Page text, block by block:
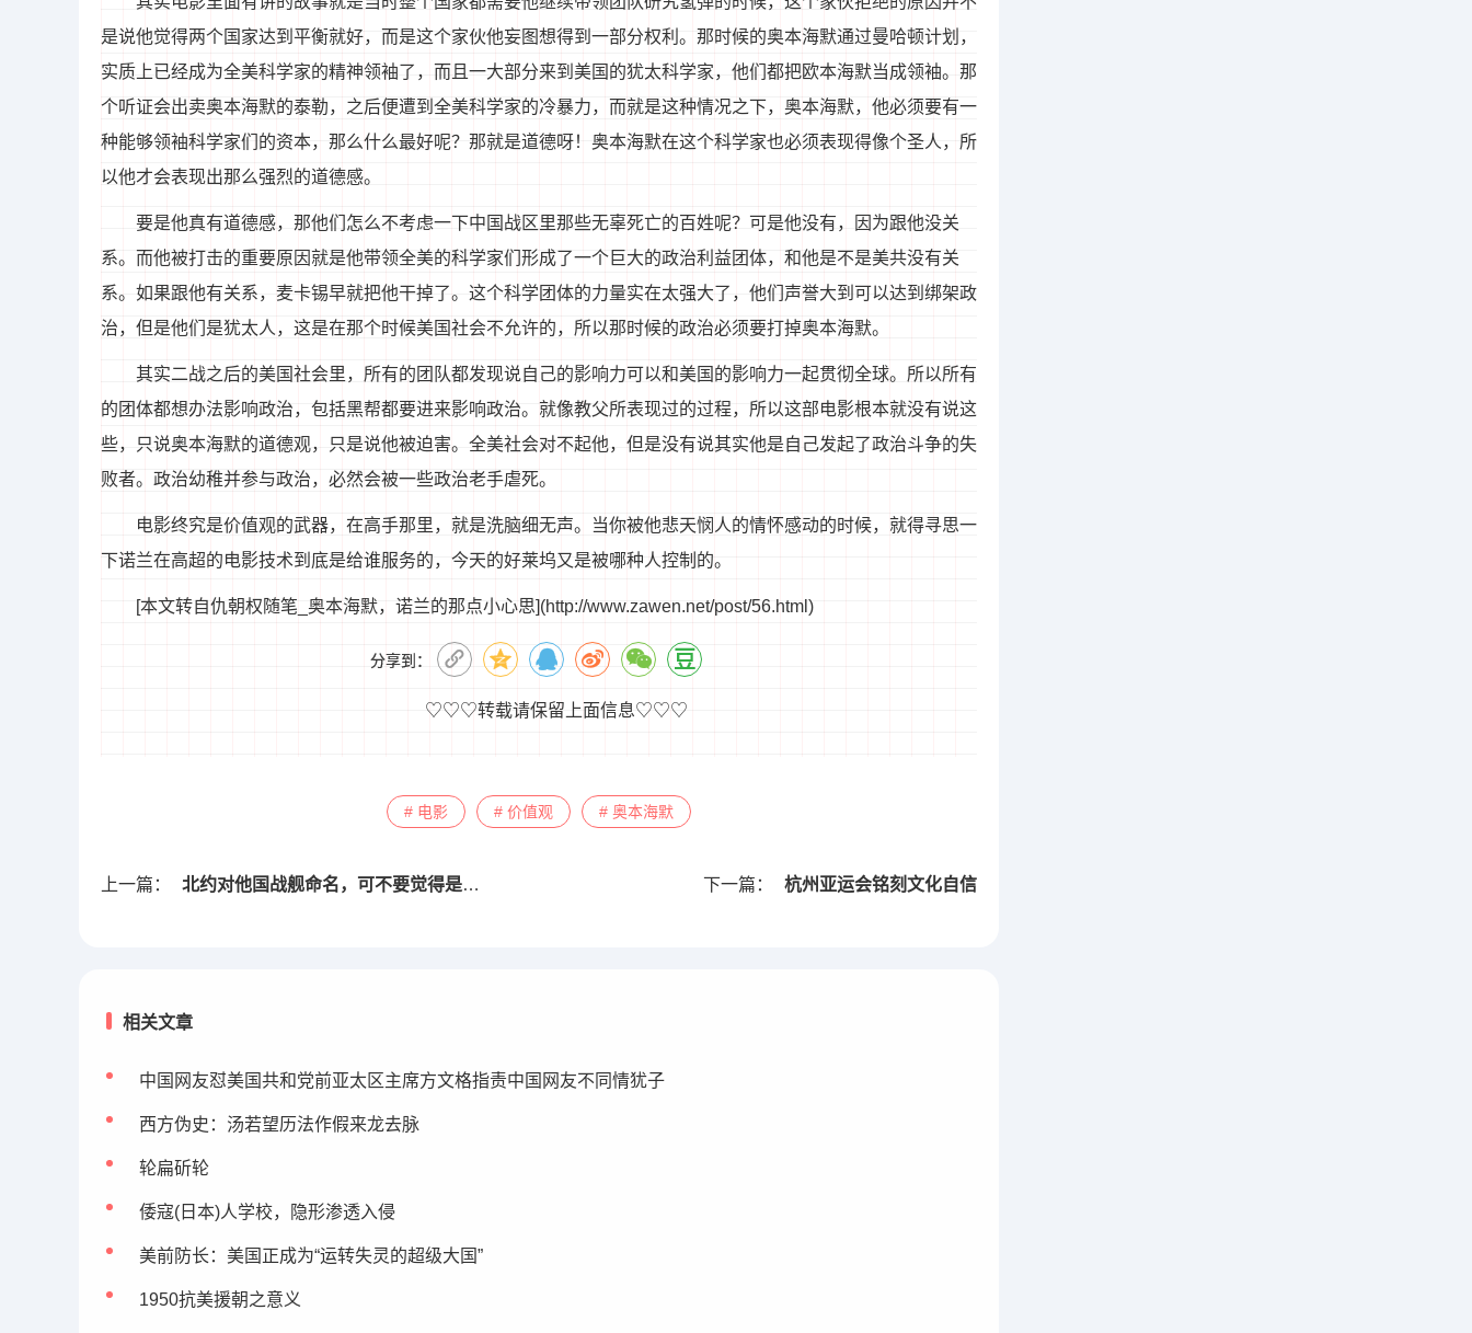
是说他觉得两个国家达到平衡就好，而是这个家伙他妄图想得到一部分权利。那时候的奥本海默通过曼哈顿计划，
实质上已经成为全美科学家的精神领袖了，而且一大部分来到美国的犹太科学家，他们都把欧本海默当成领袖。那
个听证会出卖奥本海默的泰勒，之后便遭到全美科学家的冷暴力，而就是这种情况之下，奥本海默，他必须要有一
种能够领袖科学家们的资本，那么什么最好呢？那就是道德呀！奥本海默在这个科学家也必须表现得像个圣人，所
以他才会表现出那么强烈的道德感。
要是他真有道德感，那他们怎么不考虑一下中国战区里那些无辜死亡的百姓呢？可是他没有，因为跟他没关
系。而他被打击的重要原因就是他带领全美的科学家们形成了一个巨大的政治利益团体，和他是不是美共没有关
系。如果跟他有关系，麦卡锡早就把他干掉了。这个科学团体的力量实在太强大了，他们声誉大到可以达到绑架政
治，但是他们是犹太人，这是在那个时候美国社会不允许的，所以那时候的政治必须要打掉奥本海默。
其实二战之后的美国社会里，所有的团队都发现说自己的影响力可以和美国的影响力一起贯彻全球。所以所有
的团体都想办法影响政治，包括黑帮都要进来影响政治。就像教父所表现过的过程，所以这部电影根本就没有说这
些，只说奥本海默的道德观，只是说他被迫害。全美社会对不起他，但是没有说其实他是自己发起了政治斗争的失
败者。政治幼稚并参与政治，必然会被一些政治老手虐死。
电影终究是价值观的武器，在高手那里，就是洗脑细无声。当你被他悲天悯人的情怀感动的时候，就得寻思一
下诺兰在高超的电影技术到底是给谁服务的，今天的好莱坞又是被哪种人控制的。
[本文转自仇朝权随笔_奥本海默，诺兰的那点小心思](http://www.zawen.net/post/56.html)
分享到：
♡♡♡转载请保留上面信息♡♡♡
# 电影 # 价值观 # 奥本海默
上一篇： 北约对他国战舰命名，可不要觉得是对你的尊重 下一篇： 杭州亚运会铭刻文化自信
相关文章
中国网友怼美国共和党前亚太区主席方文格指责中国网友不同情犹子
西方伪史：汤若望历法作假来龙去脉
轮扁斫轮
倭寇(日本)人学校，隐形渗透入侵
美前防长：美国正成为“运转失灵的超级大国”
1950抗美援朝之意义